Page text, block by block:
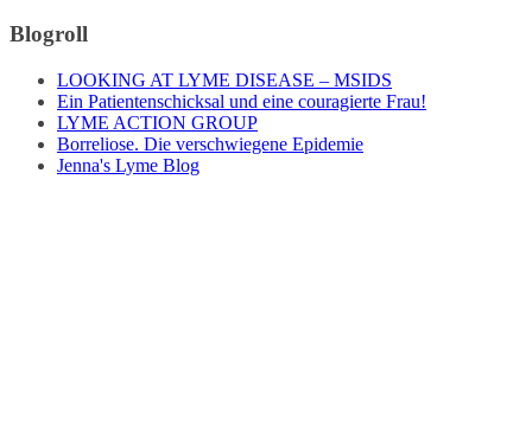
Blogroll
LOOKING AT LYME DISEASE – MSIDS
Ein Patientenschicksal und eine couragierte Frau!
LYME ACTION GROUP
Borreliose. Die verschwiegene Epidemie
Jenna's Lyme Blog